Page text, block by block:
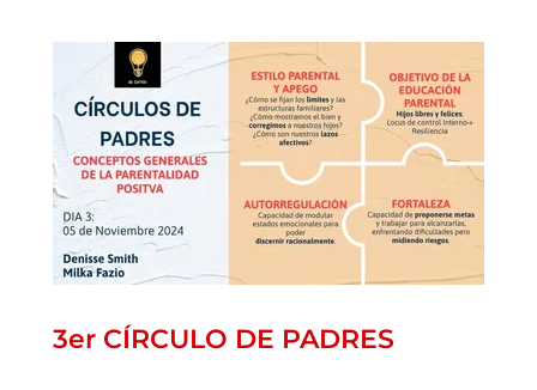
3er CÍRCULO DE PADRES